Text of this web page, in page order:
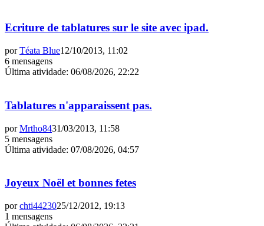
Ecriture de tablatures sur le site avec ipad.
por Téata Blue12/10/2013, 11:02
6 mensagens
Última atividade: 06/08/2026, 22:22
Tablatures n'apparaissent pas.
por Mrtho8431/03/2013, 11:58
5 mensagens
Última atividade: 07/08/2026, 04:57
Joyeux Noël et bonnes fetes
por chti4423025/12/2012, 19:13
1 mensagens